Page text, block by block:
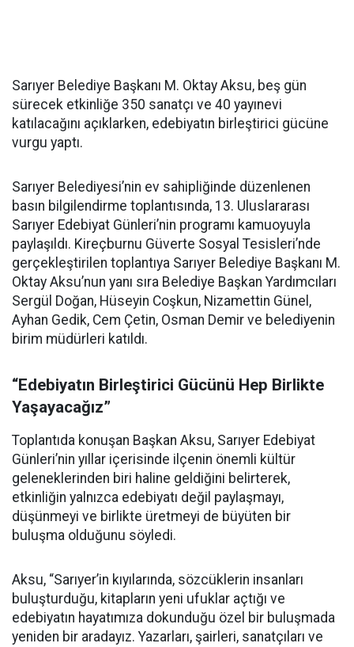
Sarıyer Belediye Başkanı M. Oktay Aksu, beş gün
sürecek etkinliğe 350 sanatçı ve 40 yayınevi
katılacağını açıklarken, edebiyatın birleştirici gücüne
vurgu yaptı.
Sarıyer Belediyesi’nin ev sahipliğinde düzenlenen
basın bilgilendirme toplantısında, 13. Uluslararası
Sarıyer Edebiyat Günleri’nin programı kamuoyuyla
paylaşıldı. Kireçburnu Güverte Sosyal Tesisleri’nde
gerçekleştirilen toplantıya Sarıyer Belediye Başkanı M.
Oktay Aksu’nun yanı sıra Belediye Başkan Yardımcıları
Sergül Doğan, Hüseyin Coşkun, Nizamettin Günel,
Ayhan Gedik, Cem Çetin, Osman Demir ve belediyenin
birim müdürleri katıldı.
“Edebiyatın Birleştirici Gücünü Hep Birlikte
Yaşayacağız”
Toplantıda konuşan Başkan Aksu, Sarıyer Edebiyat
Günleri’nin yıllar içerisinde ilçenin önemli kültür
geleneklerinden biri haline geldiğini belirterek,
etkinliğin yalnızca edebiyatı değil paylaşmayı,
düşünmeyi ve birlikte üretmeyi de büyüten bir
buluşma olduğunu söyledi.
Aksu, “Sarıyer’in kıyılarında, sözcüklerin insanları
buluşturduğu, kitapların yeni ufuklar açtığı ve
edebiyatın hayatımıza dokunduğu özel bir buluşmada
yeniden bir aradayız. Yazarları, şairleri, sanatçıları ve